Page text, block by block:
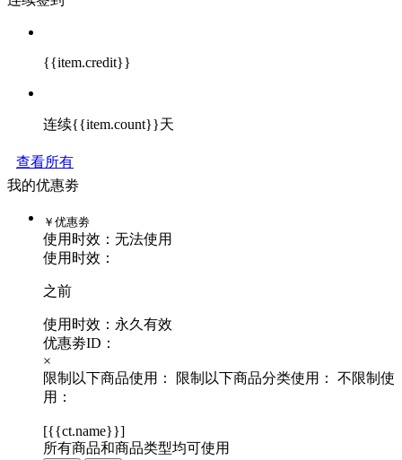
{{item.credit}}
连续{{item.count}}天
查看所有
我的优惠劵
￥ 优惠劵
使用时效： 无法使用
使用时效：
之前
使用时效：永久有效
优惠劵ID：
×
限制以下商品使用：
限制以下商品分类使用：
不限制使
用：
[{{ct.name}}]
所有商品和商品类型均可使用